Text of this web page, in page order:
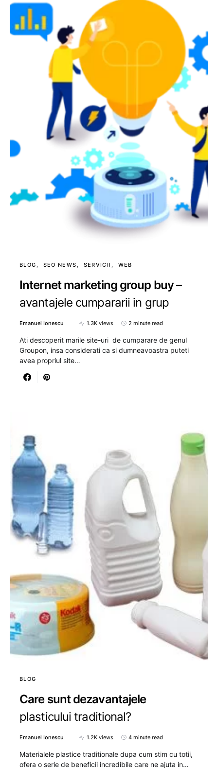
BLOG SEO NEWS SERVICII WEB
Internet marketing group buy –
avantajele cumpararii in grup
Emanuel Ionescu 1.3K views 2 minute read
Ati descoperit marile site-uri de cumparare de genul
Groupon, insa considerati ca si dumneavoastra puteti
avea propriul site…
BLOG
Care sunt dezavantajele
plasticului traditional?
Emanuel Ionescu 1.2K views 4 minute read
Materialele plastice traditionale dupa cum stim cu totii,
ofera o serie de beneficii incredibile care ne ajuta in…